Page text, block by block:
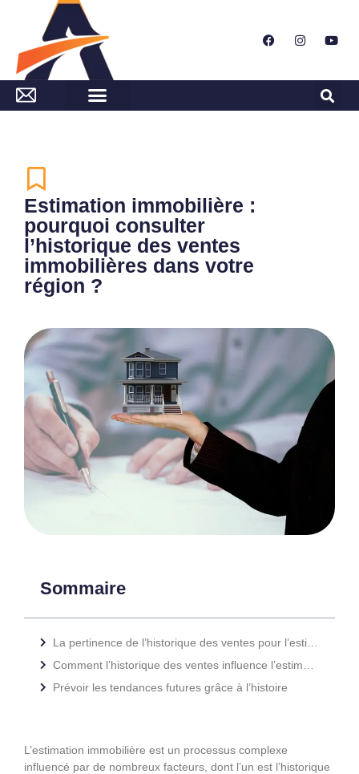
Estimation immobilière :
pourquoi consulter
l’historique des ventes
immobilières dans votre
région ?
Sommaire
Prévoir les tendances futures grâce à l’histoire
L’estimation immobilière est un processus complexe
influencé par de nombreux facteurs, dont l’un est l’historique